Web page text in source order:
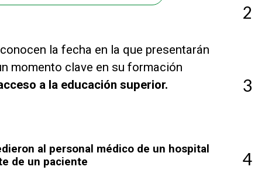
la fecha en la que presentarán
momento clave en su formación
a la educación superior.
al personal médico de un hospital
de un paciente
2
3
4